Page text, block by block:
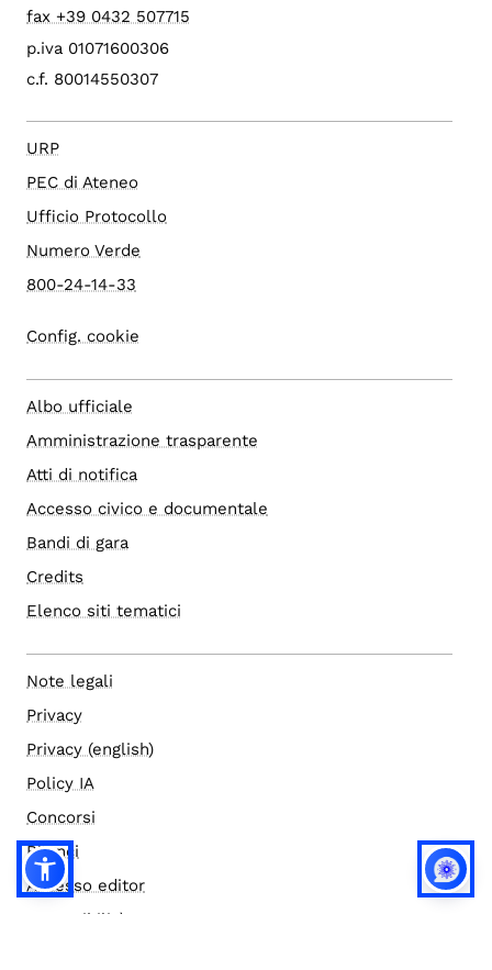
fax +39 0432 507715
p.iva 01071600306
c.f. 80014550307
URP
PEC di Ateneo
Ufficio Protocollo
Numero Verde
800-24-14-33
Config. cookie
Albo ufficiale
Amministrazione trasparente
Atti di notifica
Accesso civico e documentale
Bandi di gara
Credits
Elenco siti tematici
Note legali
Privacy
Privacy (english)
Policy IA
Concorsi
Bilanci
Accesso editor
Accessibilità